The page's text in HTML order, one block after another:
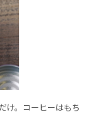
け。コーヒーはもち